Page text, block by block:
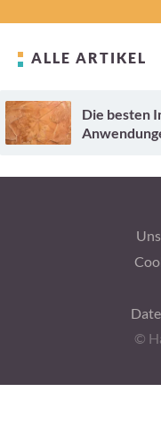
ALLE ARTIKEL
Die besten
©